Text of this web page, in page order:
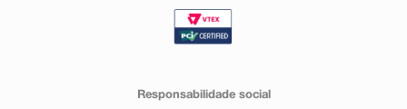
Responsabilidade social